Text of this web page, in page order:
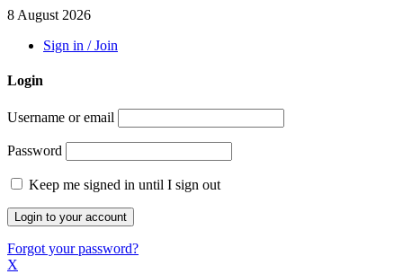
8 August 2026
Sign in / Join
Login
Username or email
Password
Keep me signed in until I sign out
Forgot your password?
X